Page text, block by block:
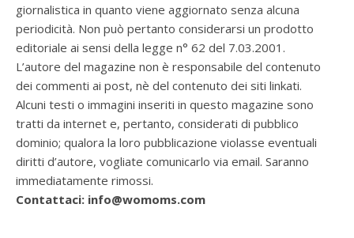
giornalistica in quanto viene aggiornato senza alcuna
periodicità. Non può pertanto considerarsi un prodotto
editoriale ai sensi della legge n° 62 del 7.03.2001.
L’autore del magazine non è responsabile del contenuto
dei commenti ai post, nè del contenuto dei siti linkati.
Alcuni testi o immagini inseriti in questo magazine sono
tratti da internet e, pertanto, considerati di pubblico
dominio; qualora la loro pubblicazione violasse eventuali
diritti d’autore, vogliate comunicarlo via email. Saranno
immediatamente rimossi.
Contattaci: info@womoms.com